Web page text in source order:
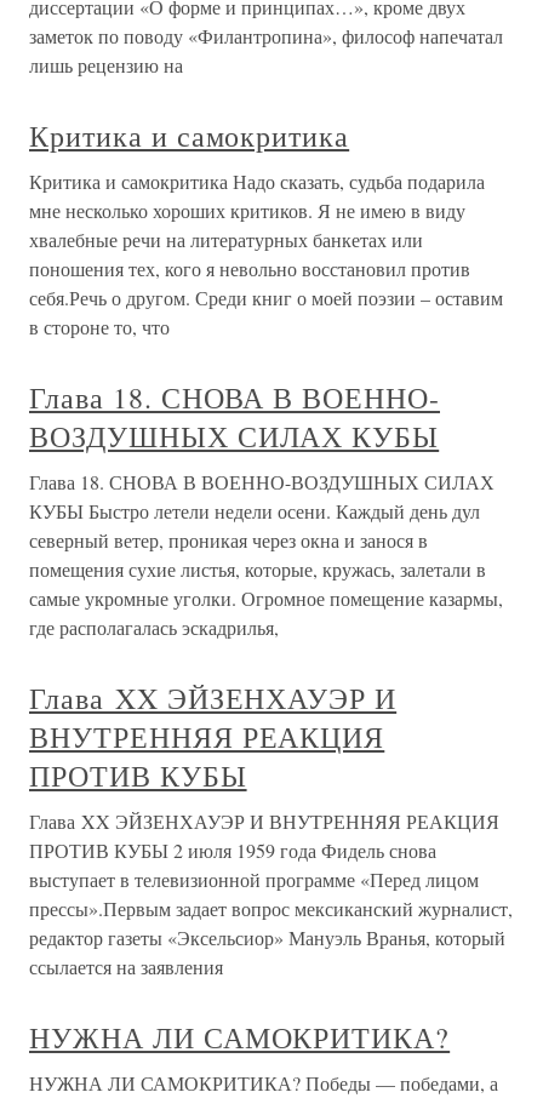
диссертации «О форме и принципах…», кроме двух
заметок по поводу «Филантропина», философ напечатал
лишь рецензию на
Критика и самокритика
Критика и самокритика Надо сказать, судьба подарила
мне несколько хороших критиков. Я не имею в виду
хвалебные речи на литературных банкетах или
поношения тех, кого я невольно восстановил против
себя.Речь о другом. Среди книг о моей поэзии – оставим
в стороне то, что
Глава 18. СНОВА В ВОЕННО-
ВОЗДУШНЫХ СИЛАХ КУБЫ
Глава 18. СНОВА В ВОЕННО-ВОЗДУШНЫХ СИЛАХ
КУБЫ Быстро летели недели осени. Каждый день дул
северный ветер, проникая через окна и занося в
помещения сухие листья, которые, кружась, залетали в
самые укромные уголки. Огромное помещение казармы,
где располагалась эскадрилья,
Глава XX ЭЙЗЕНХАУЭР И
ВНУТРЕННЯЯ РЕАКЦИЯ
ПРОТИВ КУБЫ
Глава XX ЭЙЗЕНХАУЭР И ВНУТРЕННЯЯ РЕАКЦИЯ
ПРОТИВ КУБЫ 2 июля 1959 года Фидель снова
выступает в телевизионной программе «Перед лицом
прессы».Первым задает вопрос мексиканский журналист,
редактор газеты «Эксельсиор» Мануэль Вранья, который
ссылается на заявления
НУЖНА ЛИ САМОКРИТИКА?
НУЖНА ЛИ САМОКРИТИКА? Победы — победами, а